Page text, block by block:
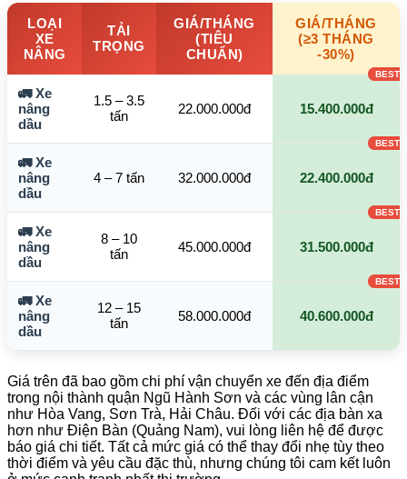
LOẠI
XE
NÂNG
TẢI
TRỌNG
GIÁ/THÁNG
(TIÊU
CHUẨN)
GIÁ/THÁNG
(≥3 THÁNG
-30%)
🚛 Xe
nâng
dầu
1.5 – 3.5
tấn
22.000.000đ 15.400.000đ
🚛 Xe
nâng
dầu
4 – 7 tấn 32.000.000đ 22.400.000đ
🚛 Xe
nâng
dầu
8 – 10
tấn
45.000.000đ 31.500.000đ
🚛 Xe
nâng
dầu
12 – 15
tấn
58.000.000đ 40.600.000đ
Giá trên đã bao gồm chi phí vận chuyển xe đến địa điểm
trong nội thành quận Ngũ Hành Sơn và các vùng lân cận
như Hòa Vang, Sơn Trà, Hải Châu. Đối với các địa bàn xa
hơn như Điện Bàn (Quảng Nam), vui lòng liên hệ để được
báo giá chi tiết. Tất cả mức giá có thể thay đổi nhẹ tùy theo
thời điểm và yêu cầu đặc thù, nhưng chúng tôi cam kết luôn